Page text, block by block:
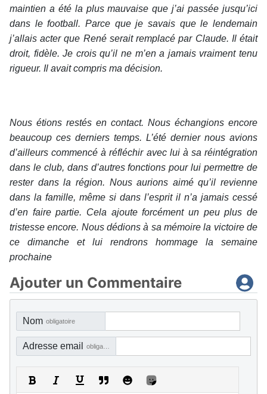
maintien a été la plus mauvaise que j’ai passée jusqu’ici
dans le football. Parce que je savais que le lendemain
j’allais acter que René serait remplacé par Claude. Il était
droit, fidèle. Je crois qu’il ne m’en a jamais vraiment tenu
rigueur. Il avait compris ma décision.
Nous étions restés en contact. Nous échangions encore
beaucoup ces derniers temps. L’été dernier nous avions
d’ailleurs commencé à réfléchir avec lui à sa réintégration
dans le club, dans d’autres fonctions pour lui permettre de
rester dans la région. Nous aurions aimé qu’il revienne
dans la famille, même si dans l’esprit il n’a jamais cessé
d’en faire partie. Cela ajoute forcément un peu plus de
tristesse encore. Nous dédions à sa mémoire la victoire de
ce dimanche et lui rendrons hommage la semaine
prochaine
Ajouter un Commentaire
Nom obligatoire
Adresse email